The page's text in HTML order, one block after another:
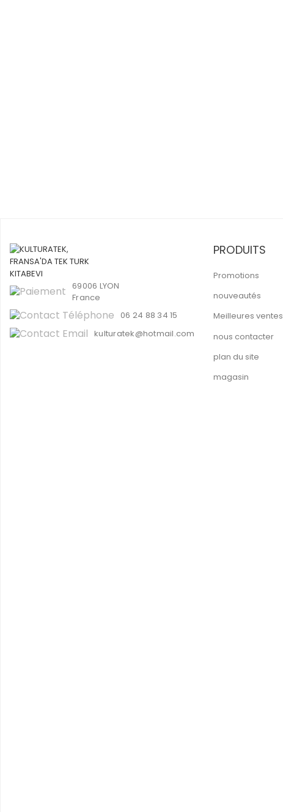
69006 LYON
France
06 24 88 34 15
kulturatek@hotmail.com
PRODUITS
Promotions
nouveautés
Meilleures ventes
nous contacter
plan du site
magasin